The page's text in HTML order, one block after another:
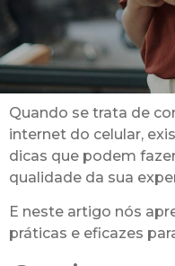
Quando se trata de
internet do celular,
dicas que podem
qualidade da sua
E neste artigo nós
práticas e eficazes